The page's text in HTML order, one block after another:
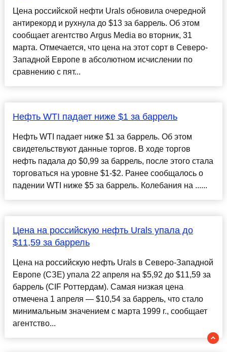
Цена российской нефти Urals обновила очередной
антирекорд и рухнула до $13 за баррель. Об этом
сообщает агентство Argus Media во вторник, 31
марта. Отмечается, что цена на этот сорт в Северо-
Западной Европе в абсолютном исчислении по
сравнению с пят...
Нефть WTI падает ниже $1 за баррель
Нефть WTI падает ниже $1 за баррель. Об этом
свидетельствуют данные торгов. В ходе торгов
нефть падала до $0,99 за баррель, после этого стала
торговаться на уровне $1-$2. Ранее сообщалось о
падении WTI ниже $5 за баррель. Колебания на ......
Цена на российскую нефть Urals упала до
$11,59 за баррель
Цена на российскую нефть Urals в Северо-Западной
Европе (СЗЕ) упала 22 апреля на $5,92 до $11,59 за
баррель (CIF Роттердам). Самая низкая цена
отмечена 1 апреля — $10,54 за баррель, что стало
минимальным значением с марта 1999 г., сообщает
агентство...